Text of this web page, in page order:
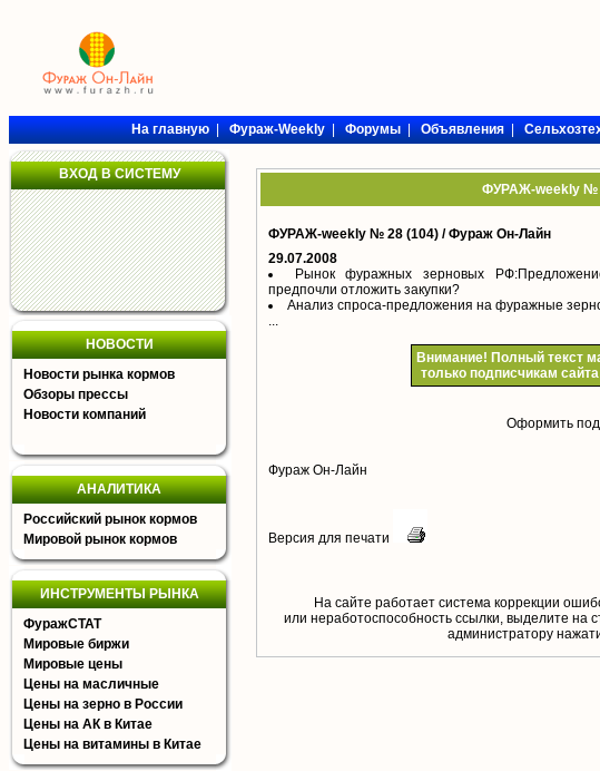
На главную|Фураж-Weekly|Форумы|Объявления|
ВХОД В СИСТЕМУ
НОВОСТИ
Новости рынка кормов
Обзоры прессы
Новости компаний
АНАЛИТИКА
Российский рынок кормов
Мировой рынок кормов
ИНСТРУМЕНТЫ РЫНКА
ФуражСТАТ
Мировые биржи
Мировые цены
Цены на масличные
Цены на зерно в России
Цены на АК в Китае
Цены на витамины в Китае
ФУРАЖ-weekly №
ФУРАЖ-weekly № 28 (104) /Фураж Он-Лайн
29.07.2008
Рынок фуражных зерновых РФ:
предпочли отложить закупки?
Анализ спроса-предложения на фуражные
...
Внимание! Полный текст
только подписчикам
Оформить
Фураж Он-Лайн
Версия для печати
На сайте работает система коррекции
или неработоспособность ссылки, выделите на
aдминистратору